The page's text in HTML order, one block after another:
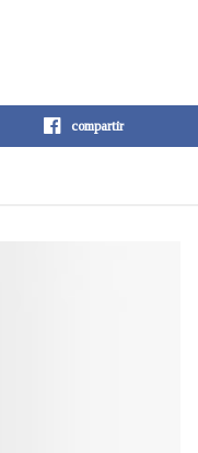
compartir